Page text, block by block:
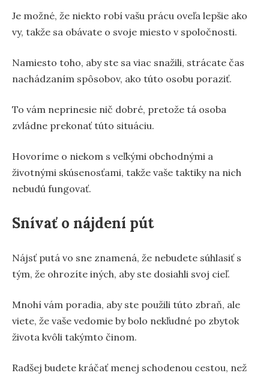
Je možné, že niekto robí vašu prácu oveľa lepšie ako
vy, takže sa obávate o svoje miesto v spoločnosti.
Namiesto toho, aby ste sa viac snažili, strácate čas
nachádzaním spôsobov, ako túto osobu poraziť.
To vám neprinesie nič dobré, pretože tá osoba
zvládne prekonať túto situáciu.
Hovoríme o niekom s veľkými obchodnými a
životnými skúsenosťami, takže vaše taktiky na nich
nebudú fungovať.
Snívať o nájdení pút
Nájsť putá vo sne znamená, že nebudete súhlasiť s
tým, že ohrozíte iných, aby ste dosiahli svoj cieľ.
Mnohí vám poradia, aby ste použili túto zbraň, ale
viete, že vaše vedomie by bolo nekľudné po zbytok
života kvôli takýmto činom.
Radšej budete kráčať menej schodenou cestou, než